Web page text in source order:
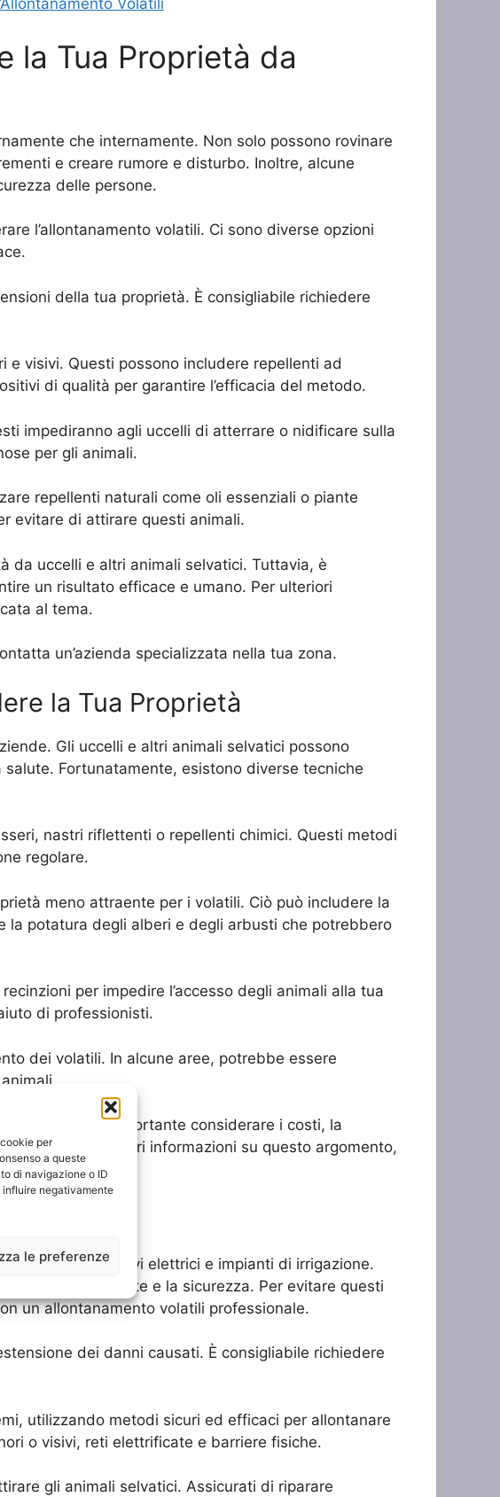
per
a queste
di navigazione o ID
influire negativamente
le preferenze
Volatili
la Tua Proprietà da
che internamente. Non solo possono rovinare
e creare rumore e disturbo. Inoltre, alcune
delle persone.
l’allontanamento volatili. Ci sono diverse opzioni
della tua proprietà. È consigliabile richiedere
e visivi. Questi possono includere repellenti ad
di qualità per garantire l’efficacia del metodo.
impediranno agli uccelli di atterrare o nidificare sulla
per gli animali.
repellenti naturali come oli essenziali o piante
evitare di attirare questi animali.
da uccelli e altri animali selvatici. Tuttavia, è
un risultato efficace e umano. Per ulteriori
al tema.
un’azienda specializzata nella tua zona.
la Tua Proprietà
Gli uccelli e altri animali selvatici possono
Fortunatamente, esistono diverse tecniche
nastri riflettenti o repellenti chimici. Questi metodi
regolare.
meno attraente per i volatili. Ciò può includere la
la potatura degli alberi e degli arbusti che potrebbero
per impedire l’accesso degli animali alla tua
di professionisti.
dei volatili. In alcune aree, potrebbe essere
Tuttavia, è importante considerare i costi, la
per te. Per ulteriori informazioni su questo argomento,
tetti, cavi elettrici e impianti di irrigazione.
per la salute e la sicurezza. Per evitare questi
un allontanamento volatili professionale.
dei danni causati. È consigliabile richiedere
utilizzando metodi sicuri ed efficaci per allontanare
o visivi, reti elettrificate e barriere fisiche.
gli animali selvatici. Assicurati di riparare